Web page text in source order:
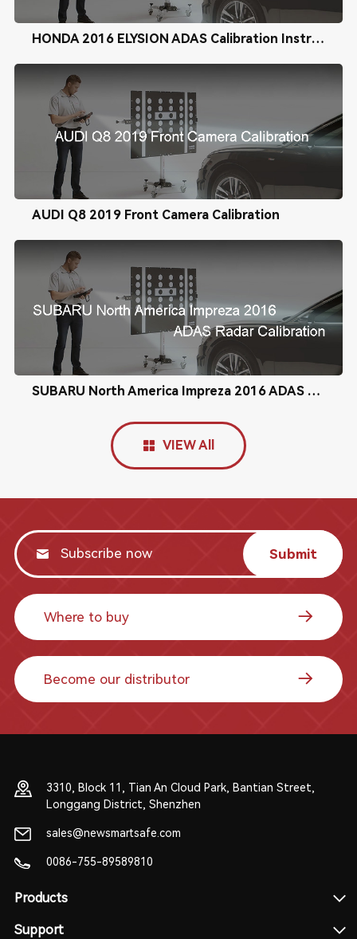
HONDA 2016 ELYSION ADAS Calibration Instructions----Auto Multi Camera Aiming
AUDI Q8 2019 Front Camera Calibration
SUBARU North America Impreza 2016 ADAS Radar Calibration
VIEW All
Submit
Where to buy
Become our distributor
3310, Block 11, Tian An Cloud Park, Bantian Street,
Longgang District, Shenzhen
sales@newsmartsafe.com
0086-755-89589810
Products
Support